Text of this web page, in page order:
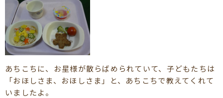
あちこちに、お星様が散らばめられていて、子どもたちは
「おほしさま、おほしさま」と、あちこちで教えてくれて
いましたよ。